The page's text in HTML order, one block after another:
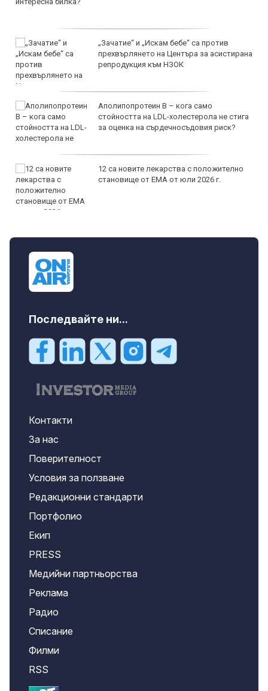
„Зачатие“ и „Искам бебе“ са против
прехвърлянето на Центъра за асистирана
репродукция към НЗОК
Аполипопротеин B – кога само
стойността на LDL-холестерола не стига
за оценка на сърдечносъдовия риск?
12 са новите лекарства с положително
становище от ЕМА от юли 2026 г.
Последвайте ни...
Контакти
За нас
Поверителност
Условия за ползване
Редакционни стандарти
Портфолио
Екип
PRESS
Медийни партньорства
Реклама
Радио
Списание
Филми
RSS